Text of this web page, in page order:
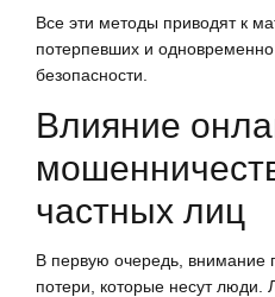
Все эти методы приводят к
потерпевших и
безопасности.
Влияние
частных лиц
В первую очередь, внимание
потери, которые несут люди.